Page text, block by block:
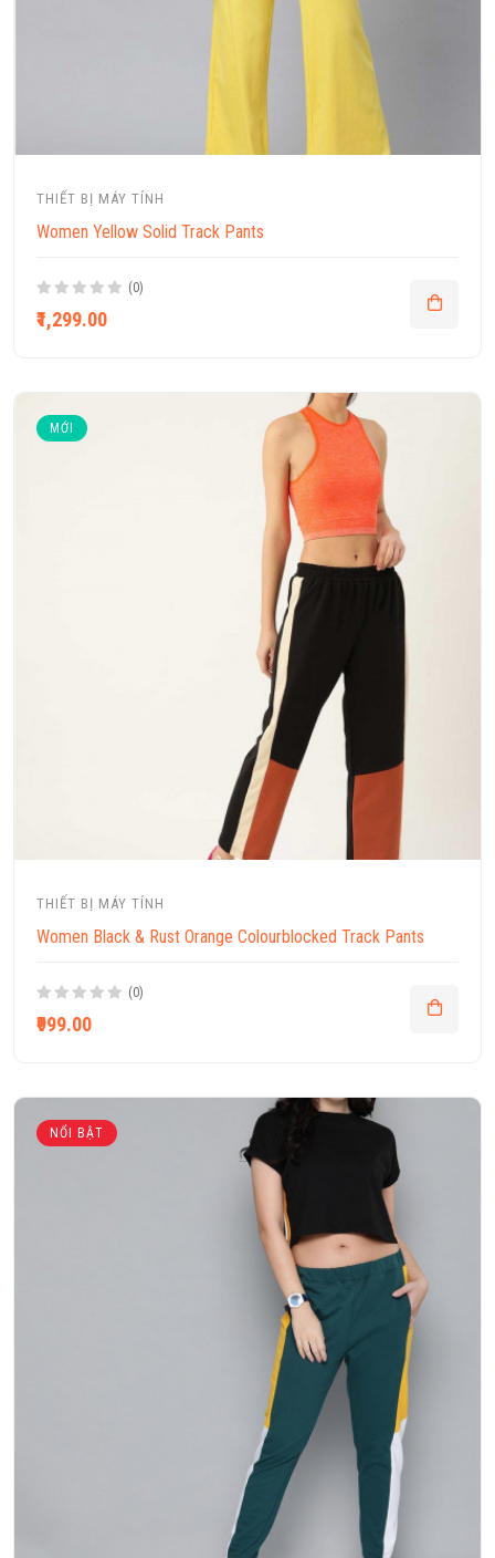
THIẾT BỊ MÁY TÍNH
Women Yellow Solid Track Pants
(0)
₹1,299.00
MỚI
THIẾT BỊ MÁY TÍNH
Women Black & Rust Orange Colourblocked Track Pants
(0)
₹999.00
NỔI BẬT